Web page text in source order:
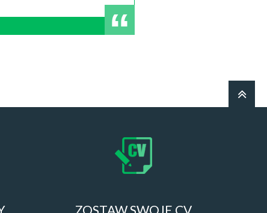
ZOSTAW SWOJE CV